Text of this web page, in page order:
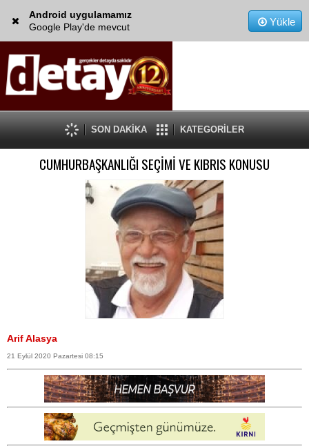
Android uygulamamız
Google Play'de mevcut
Yükle
SON DAKİKA KATEGORİLER
CUMHURBAŞKANLIĞI SEÇİMİ VE KIBRIS KONUSU
Arif Alasya
21 Eylül 2020 Pazartesi 08:15